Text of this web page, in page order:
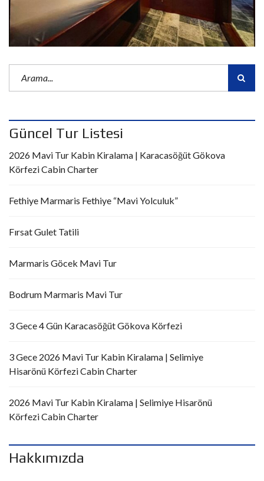
Güncel Tur Listesi
2026 Mavi Tur Kabin Kiralama | Karacasöğüt Gökova
Körfezi Cabin Charter
Fethiye Marmaris Fethiye “Mavi Yolculuk”
Fırsat Gulet Tatili
Marmaris Göcek Mavi Tur
Bodrum Marmaris Mavi Tur
3 Gece 4 Gün Karacasöğüt Gökova Körfezi
3 Gece 2026 Mavi Tur Kabin Kiralama | Selimiye
Hisarönü Körfezi Cabin Charter
2026 Mavi Tur Kabin Kiralama | Selimiye Hisarönü
Körfezi Cabin Charter
Hakkımızda